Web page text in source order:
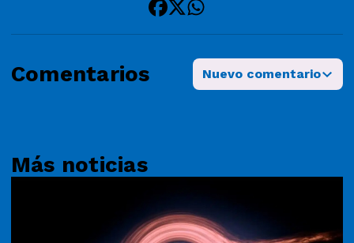
Comentarios Nuevo comentario
Más noticias